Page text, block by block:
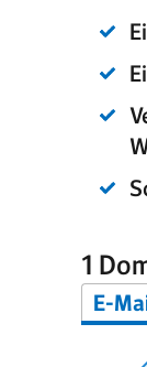
1
E-